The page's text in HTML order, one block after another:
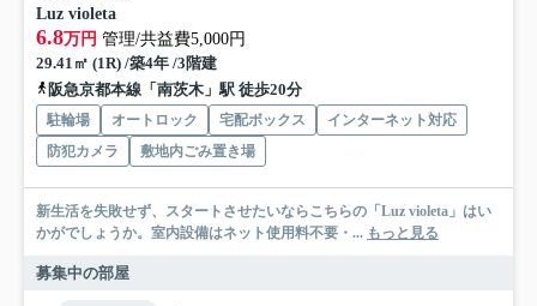
Luz violeta
6.8万円 管理/共益費5,000円
29.41㎡ (1R) /築4年 /3階建
阪急京都本線「南茨木」駅 徒歩20分
駐輪場 オートロック 宅配ボックス
インターネット対応
防犯カメラ
敷地内ごみ置き場
新生活を失敗せず、スタートさせたいならこちらの「Luz violeta」はい
かがでしょうか。室内設備はネット使用料不要・... もっと見る
募集中の部屋